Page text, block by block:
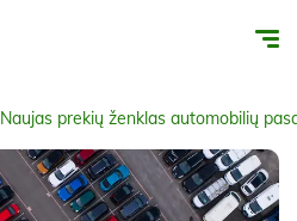
Naujas prekių ženklas automobilių